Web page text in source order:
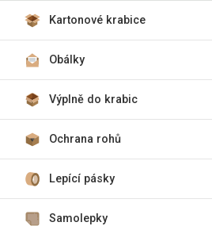
Kartonové krabice
Obálky
Výplně do krabic
Ochrana rohů
Lepící pásky
Samolepky